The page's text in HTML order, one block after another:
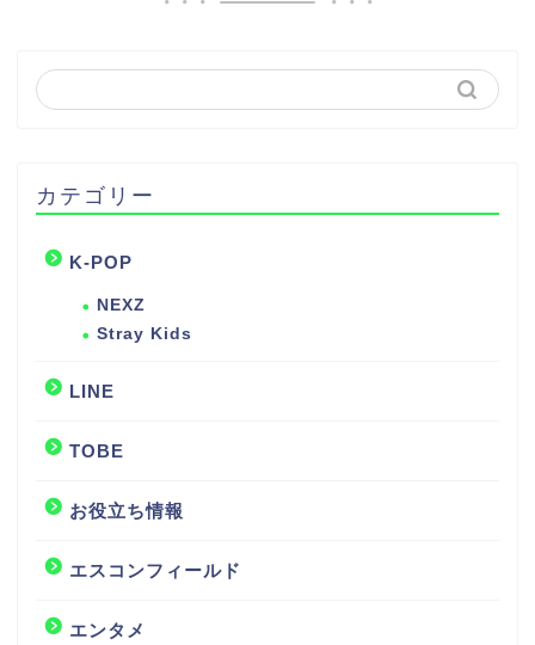
カテゴリー
K-POP
NEXZ
Stray Kids
LINE
TOBE
お役立ち情報
エスコンフィールド
エンタメ